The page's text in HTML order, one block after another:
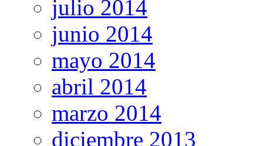
julio 2014
junio 2014
mayo 2014
abril 2014
marzo 2014
diciembre 2013